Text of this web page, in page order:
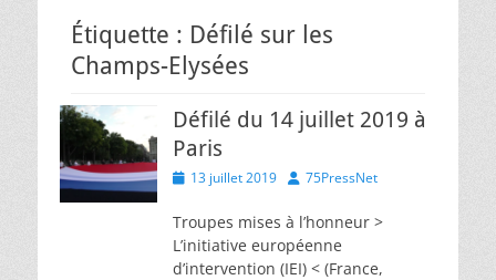
Étiquette : Défilé sur les
Champs-Elysées
Défilé du 14 juillet 2019 à
Paris
Posted13 juillet 2019 Author
75PressNet
Troupes mises à l’honneur >
L’initiative européenne
d’intervention (IEI) < (France,